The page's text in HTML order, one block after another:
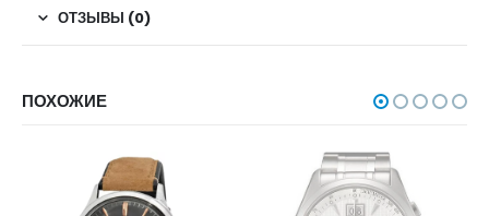
ОТЗЫВЫ (0)
ПОХОЖИЕ
НЕТ В НАЛИЧИИ